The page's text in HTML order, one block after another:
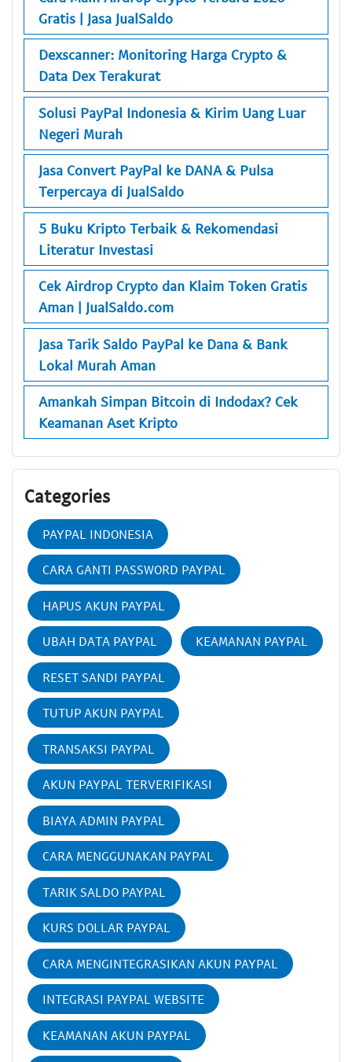
Gratis | Jasa JualSaldo
Dexscanner: Monitoring Harga Crypto &
Data Dex Terakurat
Solusi PayPal Indonesia & Kirim Uang Luar
Negeri Murah
Jasa Convert PayPal ke DANA & Pulsa
Terpercaya di JualSaldo
5 Buku Kripto Terbaik & Rekomendasi
Literatur Investasi
Cek Airdrop Crypto dan Klaim Token Gratis
Aman | JualSaldo.com
Jasa Tarik Saldo PayPal ke Dana & Bank
Lokal Murah Aman
Amankah Simpan Bitcoin di Indodax? Cek
Keamanan Aset Kripto
Categories
PAYPAL INDONESIA
CARA GANTI PASSWORD PAYPAL
HAPUS AKUN PAYPAL
UBAH DATA PAYPAL KEAMANAN PAYPAL
RESET SANDI PAYPAL
TUTUP AKUN PAYPAL
TRANSAKSI PAYPAL
AKUN PAYPAL TERVERIFIKASI
BIAYA ADMIN PAYPAL
CARA MENGGUNAKAN PAYPAL
TARIK SALDO PAYPAL
KURS DOLLAR PAYPAL
CARA MENGINTEGRASIKAN AKUN PAYPAL
INTEGRASI PAYPAL WEBSITE
KEAMANAN AKUN PAYPAL